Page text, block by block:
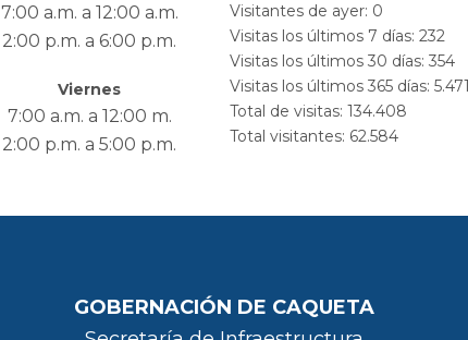
7:00 a.m. a 12:00 a.m.
2:00 p.m. a 6:00 p.m.
Viernes
7:00 a.m. a 12:00 m.
2:00 p.m. a 5:00 p.m.
Visitantes de ayer: 0
Visitas los últimos 7 días: 232
Visitas los últimos 30 días: 354
Visitas los últimos 365 días:
Total de visitas: 134.408
Total visitantes: 62.584
GOBERNACIÓN DE CAQUETA